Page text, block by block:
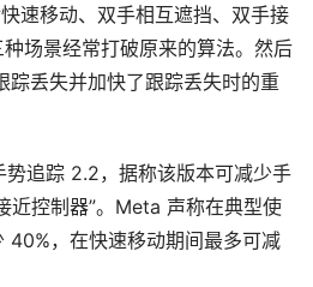
速移动、双手相互遮挡、双手接
场景经常打破原来的算法。然后
踪丢失并加快了跟踪丢失时的重
追踪 2.2，据称该版本可减少手
近控制器”。Meta 声称在典型使
40%，在快速移动期间最多可减